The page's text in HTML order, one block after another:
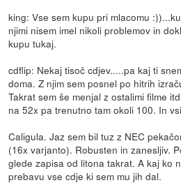
king: Vse sem kupu pri mlacomu
njimi nisem imel nikoli problemov in
kupu tukaj.
cdflip: Nekaj tisoč cdjev.....pa kaj ti
doma. Z njim sem posnel po hitrih
Takrat sem še menjal z ostalimi filme
na 52x pa trenutno tam okoli 100. In
Caligula. Jaz sem bil tuz z NEC
(16x varjanto). Robusten in zanesljiv.
glede zapisa od litona takrat. A kaj ko
prebavu vse cdje ki sem mu jih dal.